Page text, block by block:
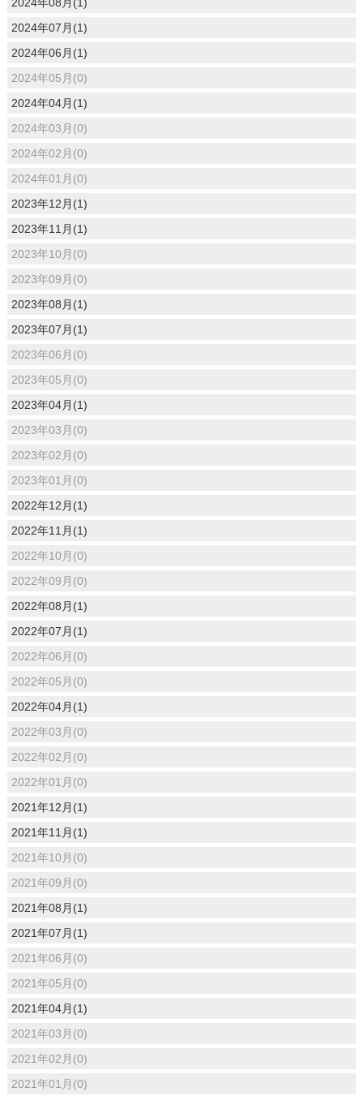
2024年08月(1)
2024年07月(1)
2024年06月(1)
2024年05月(0)
2024年04月(1)
2024年03月(0)
2024年02月(0)
2024年01月(0)
2023年12月(1)
2023年11月(1)
2023年10月(0)
2023年09月(0)
2023年08月(1)
2023年07月(1)
2023年06月(0)
2023年05月(0)
2023年04月(1)
2023年03月(0)
2023年02月(0)
2023年01月(0)
2022年12月(1)
2022年11月(1)
2022年10月(0)
2022年09月(0)
2022年08月(1)
2022年07月(1)
2022年06月(0)
2022年05月(0)
2022年04月(1)
2022年03月(0)
2022年02月(0)
2022年01月(0)
2021年12月(1)
2021年11月(1)
2021年10月(0)
2021年09月(0)
2021年08月(1)
2021年07月(1)
2021年06月(0)
2021年05月(0)
2021年04月(1)
2021年03月(0)
2021年02月(0)
2021年01月(0)